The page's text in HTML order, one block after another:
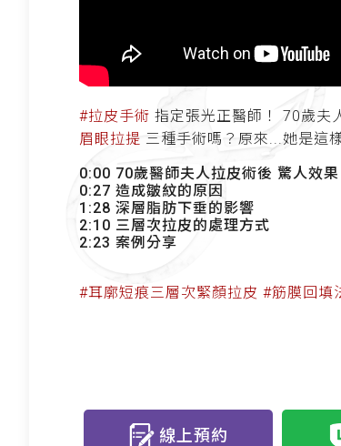
#拉皮手術 指定張光正醫師！ 70歲夫
眉眼拉提 三種手術嗎？原來...她是這
0:00 70歲醫師夫人拉皮術後 驚人效果
0:27 造成皺紋的原因
1:28 深層脂肪下垂的影響
2:10 三層次拉皮的處理方式
2:23 案例分享
#耳廓短痕三層次緊顏拉皮 #筋膜回填
線上預約